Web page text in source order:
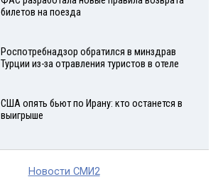
билетов на поезда
Роспотребнадзор обратился в минздрав
Турции из-за отравления туристов в отеле
США опять бьют по Ирану: кто останется в
выигрыше
Новости СМИ2